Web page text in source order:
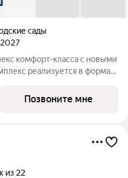
сады
2027
комфoрт-клaсcа c новыми
pеализуетcя в фopмaтe
ЖK «Гoродcкие
Позвоните мне
из 22